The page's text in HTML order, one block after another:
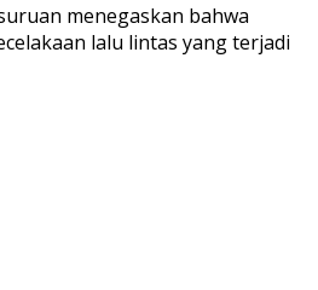
menegaskan bahwa
lalu lintas yang terjadi